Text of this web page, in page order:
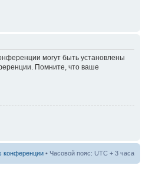
могут быть установлены
Помните, что ваше
конференции • Часовой пояс: UTC + 3 часа